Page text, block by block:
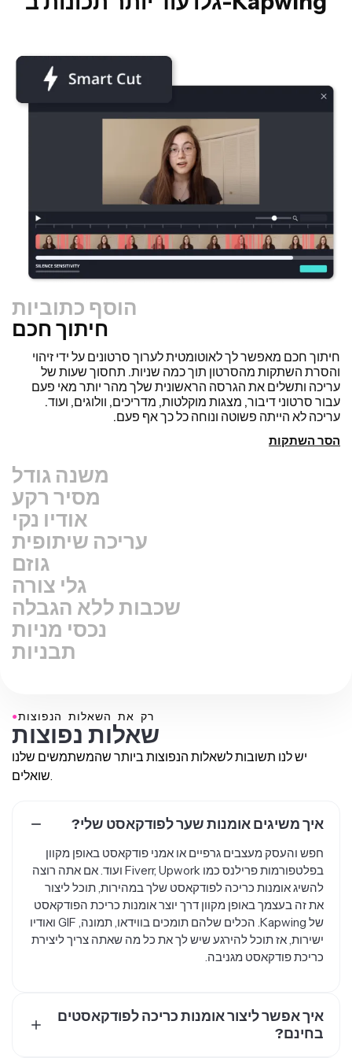
הוסף כתוביות
חיתוך חכם
משנה גודל
מסיר רקע
אודיו נקי
עריכה שיתופית
גוזם
גלי צורה
שכבות ללא הגבלה
נכסי מניות
תבניות
●רק את השאלות הנפוצות
שאלות נפוצות
יש לנו תשובות לשאלות הנפוצות ביותר שהמשתמשים שלנו
איך משיגים אומנות שער לפודקאסט שלי?
חפש והעסק מעצבים גרפיים או אמני פודקאסט באופן מקוון
בפלטפורמות פרילנס כמו Fiverr, Upwork ועוד. אם אתה רוצה
להשיג אומנות כריכה לפודקאסט שלך במהירות, תוכל ליצור
את זה בעצמך באופן מקוון דרך יוצר אומנות כריכת הפודקאסט
של Kapwing. הכלים שלהם תומכים בווידאו, תמונה, GIF ואודיו
ישירות, אז תוכל להירגע שיש לך את כל מה שאתה צריך ליצירת
כריכת פודקאסט מגניבה.
איך אפשר ליצור אומנות כריכה לפודקאסטים
בחינם?